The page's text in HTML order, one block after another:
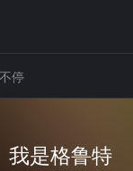
我是格鲁特